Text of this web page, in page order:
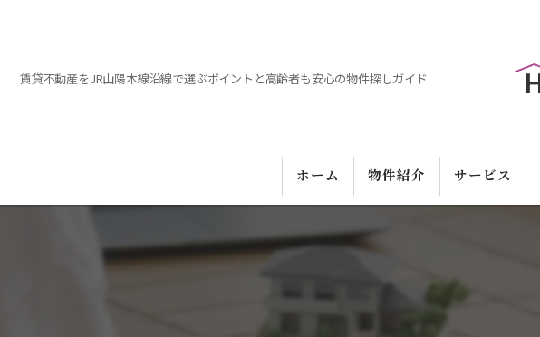
賃貸不動産をJR山陽本線沿線で選ぶポイントと高齢者も安心の物件探しガイド
ホーム 物件紹介 サービス